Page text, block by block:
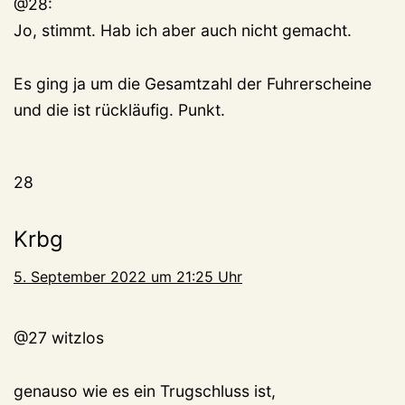
@28:
Jo, stimmt. Hab ich aber auch nicht gemacht.
Es ging ja um die Gesamtzahl der Fuhrerscheine
und die ist rückläufig. Punkt.
28
Krbg
5. September 2022 um 21:25 Uhr
@27 witzlos
genauso wie es ein Trugschluss ist,